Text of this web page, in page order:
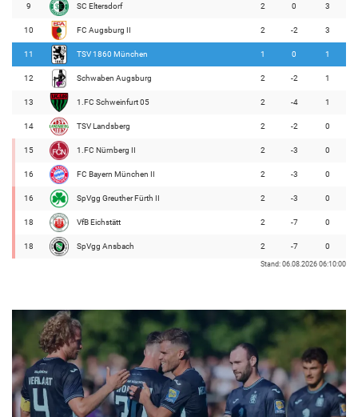
9 SC Eltersdorf 2 0 3
10 FC Augsburg II 2 -2 3
11 TSV 1860 München 1 0 1
12 Schwaben Augsburg 2 -2 1
13 1.FC Schweinfurt 05 2 -4 1
14 TSV Landsberg 2 -2 0
15 1.FC Nürnberg II 2 -3 0
16 FC Bayern München II 2 -3 0
16 SpVgg Greuther Fürth II 2 -3 0
18 VfB Eichstätt 2 -7 0
18 SpVgg Ansbach 2 -7 0
Stand: 06.08.2026 06:10:00